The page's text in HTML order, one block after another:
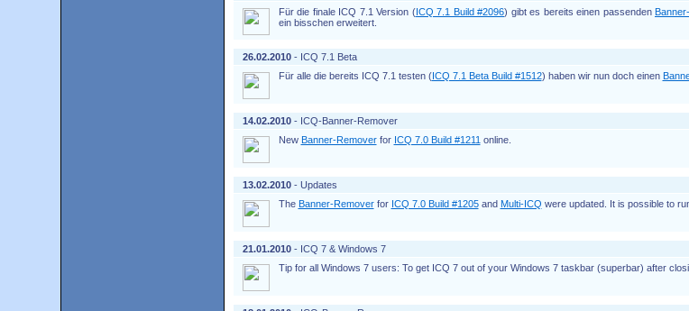
Für die finale ICQ 7.1 Version (ICQ 7.1 Build #2096) gibt es bereits einen passenden
ein bisschen erweitert.
26.02.2010- ICQ 7.1 Beta
Für alle die bereits ICQ 7.1 testen (ICQ 7.1 Beta Build #1512) haben wir nun doch einen
14.02.2010- ICQ-Banner-Remover
New Banner-Removerfor ICQ 7.0 Build #1211 online.
13.02.2010- Updates
The Banner-Removerfor ICQ 7.0 Build #1205and Multi-ICQ were updated. It is possible to
21.01.2010- ICQ 7 & Windows 7
Tip for all Windows 7 users: To get ICQ 7 out of your Windows 7 taskbar (superbar) after